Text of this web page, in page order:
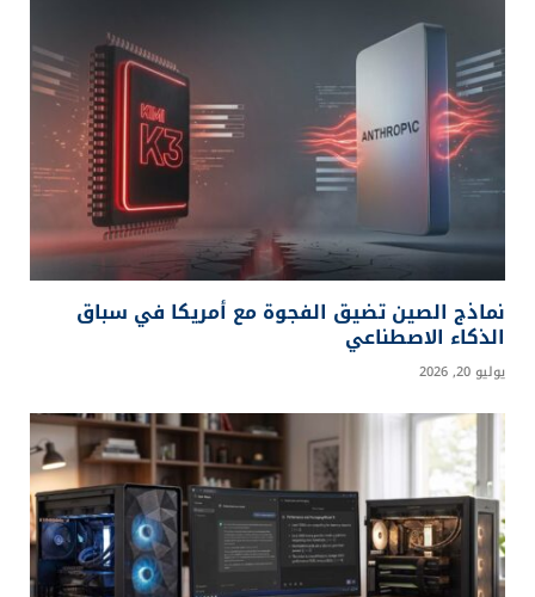
مايكروسوفت تبني منظومة ذكاء اصطناعي لا تعتمد
على OpenAI وحدها
يوليو 30, 2026